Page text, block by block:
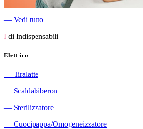
― Vedi tutto
I di Indispensabili
Elettrico
― Tiralatte
― Scaldabiberon
― Sterilizzatore
― Cuocipappa/Omogeneizzatore